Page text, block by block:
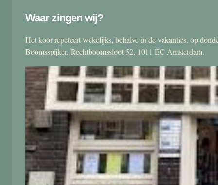
Waar zingen wij?
Het koor repeteert wekelijks, behalve in de vakanties, op
Boomsspijker, Rechtboomssloot 52, 1011 EC Amsterdam.